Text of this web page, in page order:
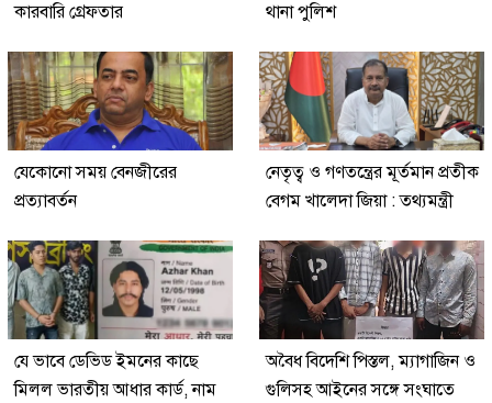
কারবারি গ্রেফতার
থানা পুলিশ
যেকোনো সময় বেনজীরের
প্রত্যাবর্তন
নেতৃত্ব ও গণতন্ত্রের মূর্তমান প্রতীক
বেগম খালেদা জিয়া : তথ্যমন্ত্রী
যে ভাবে ডেভিড ইমনের কাছে
মিলল ভারতীয় আধার কার্ড, নাম
অবৈধ বিদেশি পিস্তল, ম্যাগাজিন ও
গুলিসহ আইনের সঙ্গে সংঘাতে